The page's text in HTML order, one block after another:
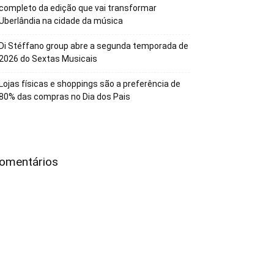
da edição que vai transformar
na cidade da música
Stéffano group abre a segunda temporada de
do Sextas Musicais
físicas e shoppings são a preferência de
das compras no Dia dos Pais